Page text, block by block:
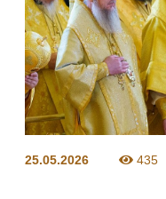
25.05.2026 435